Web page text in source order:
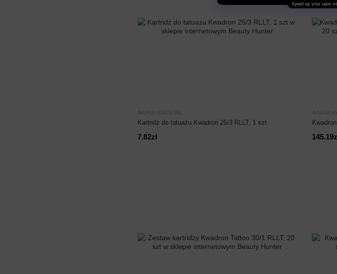
Artykuł: KW25/3RL
Kartridż do tatuażu Kwadron 25/3 RLLT, 1 szt
7.82zł
Artykuł: